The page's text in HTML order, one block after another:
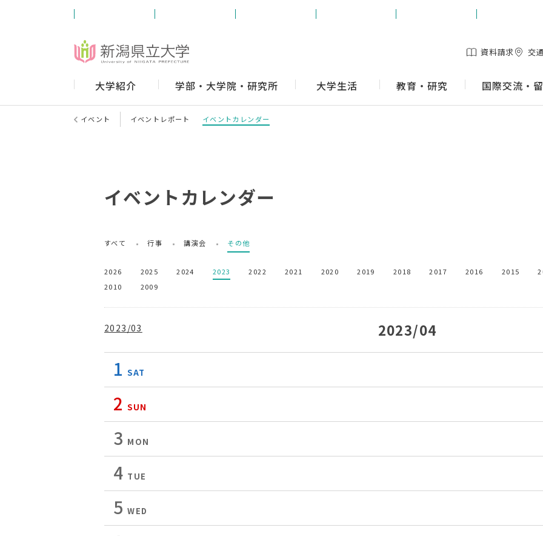
資料請求 交
大学紹介 学部・大学院・研究所 大学生活 教育・研究 国際交流・
イベント イベントレポート イベントカレンダー
イベントカレンダー
すべて 行事 講演会 その他
2026 2025 2024 2023 2022 2021 2020 2019 2018 2017 2016 2015
2010
2009
2023/03 2023/04
1 SAT
2 SUN
3 MON
4 TUE
5 WED